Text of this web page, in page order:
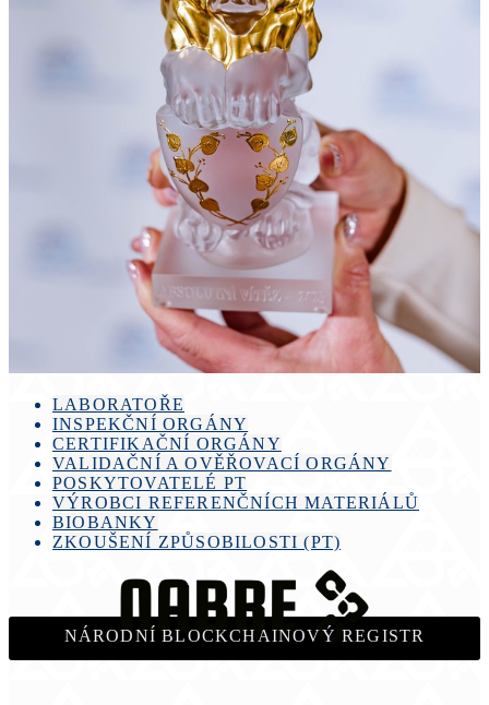
LABORATOŘE
INSPEKČNÍ ORGÁNY
CERTIFIKAČNÍ ORGÁNY
VALIDAČNÍ A OVĚŘOVACÍ ORGÁNY
POSKYTOVATELÉ PT
VÝROBCI REFERENČNÍCH MATERIÁLŮ
BIOBANKY
ZKOUŠENÍ ZPŮSOBILOSTI (PT)
NÁRODNÍ BLOCKCHAINOVÝ REGISTR